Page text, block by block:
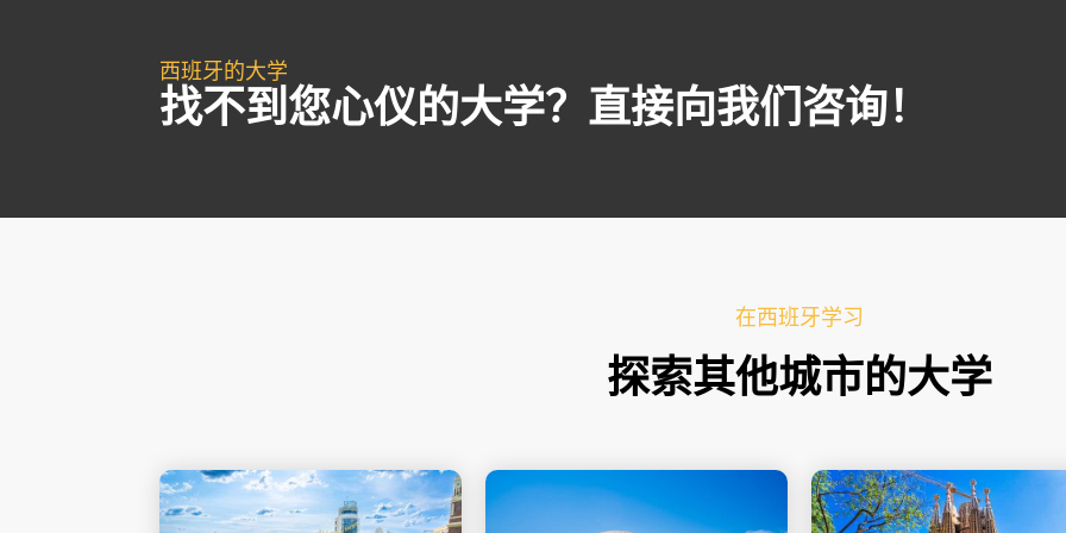
西班牙的大学
找不到您心仪的大学？直接向我们咨询！
在西班牙学习
探索其他城市的大学